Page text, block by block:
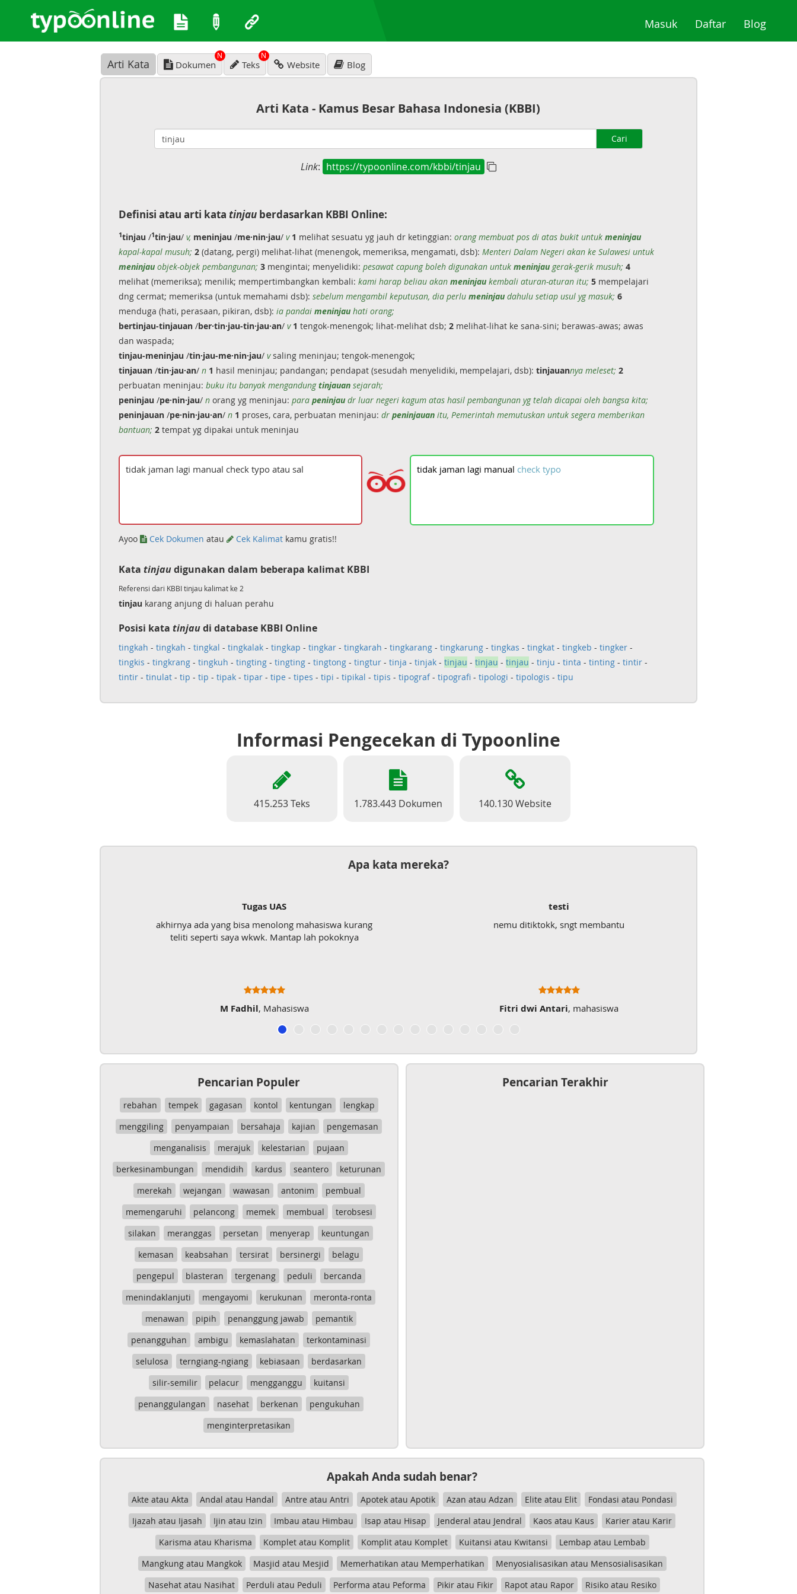
Masuk(current)
Daftar(current)
Blog
Arti Kata Dokumen
N
Teks
N
Website Blog
Arti Kata - Kamus Besar Bahasa Indonesia (KBBI)
Cari
Link: https://typoonline.com/kbbi/tinjau
Definisi atau arti kata tinjauberdasarkan KBBI Online:
1tinjau /1tin·jau/ v, meninjau /me·nin·jau/ v 1 melihat sesuatu yg jauh dr ketinggian: orang membuat pos di atas bukit untuk meninjau
kapal-kapal musuh; 2(datang, pergi) melihat-lihat (menengok, memeriksa, mengamati, dsb): Menteri Dalam Negeri akan ke Sulawesi untuk
meninjauobjek-objek pembangunan; 3mengintai; menyelidiki: pesawat capung boleh digunakan untuk meninjaugerak-gerik musuh; 4
melihat (memeriksa); menilik; mempertimbangkan kembali: kami harap beliau akan meninjaukembali aturan-aturan itu; 5mempelajari
dng cermat; memeriksa (untuk memahami dsb): sebelum mengambil keputusan, dia perlu meninjaudahulu setiap usul yg masuk; 6
menduga (hati, perasaan, pikiran, dsb): ia pandai meninjauhati orang;
bertinjau-tinjauan/ber·tin·jau-tin·jau·an/ v 1 tengok-menengok; lihat-melihat dsb; 2melihat-lihat ke sana-sini; berawas-awas; awas
dan waspada;
tinjau-meninjau /tin·jau-me·nin·jau/ vsaling meninjau; tengok-menengok;
tinjauan/tin·jau·an/ n 1 hasil meninjau; pandangan; pendapat (sesudah menyelidiki, mempelajari, dsb): tinjauannya meleset; 2
perbuatan meninjau: buku itu banyak mengandungtinjauansejarah;
peninjau /pe·nin·jau/ norang yg meninjau: para peninjaudr luar negeri kagum atas hasil pembangunan yg telah dicapai oleh bangsa kita;
peninjauan/pe·nin·jau·an/ n 1 proses, cara, perbuatan meninjau: dr peninjauanitu, Pemerintah memutuskan untuk segera memberikan
bantuan; 2tempat yg dipakai untuk meninjau
tidak jaman lagi manual check typo
Ayoo Cek Dokumen atau Cek Kalimatkamu gratis!!
Kata tinjaudigunakan dalam beberapa kalimat KBBI
Referensi dari KBBI tinjau kalimat ke 2
tinjau karang anjung di haluan perahu
Posisi kata tinjaudi database KBBI Online
tingkah - tingkah - tingkal - tingkalak- tingkap - tingkar- tingkarah - tingkarang- tingkarung- tingkas - tingkat- tingkeb - tingker-
tingkis - tingkrang- tingkuh - tingting- tingting- tingtong- tingtur- tinja - tinjak- tinjau - tinjau - tinjau - tinju - tinta - tinting- tintir-
tintir- tinulat- tip - tip - tipak- tipar- tipe - tipes - tipi - tipikal - tipis - tipograf- tipografi - tipologi - tipologis - tipu
Informasi Pengecekan di Typoonline
415.253 Teks 1.783.443 Dokumen 140.130 Website
Apa kata mereka?
Tugas UAS
akhirnya ada yang bisa menolong mahasiswa kurang
teliti seperti saya wkwk. Mantap lah pokoknya
M Fadhil, Mahasiswa
testi
nemu ditiktokk, sngt membantu
Fitri dwi Antari, mahasiswa
Pencarian Populer
rebahan tempek gagasan kontol kentungan
lengkap
menggiling
penyampaian bersahaja kajian
pengemasan
menganalisis
merajuk kelestarian
pujaan
berkesinambungan
mendidih kardus seantero
keturunan
merekah
wejangan wawasan antonim
pembual
memengaruhi
pelancong memek membual
terobsesi
silakan
meranggas persetan menyerap
keuntungan
kemasan
keabsahan tersirat bersinergi
belagu
pengepul
blasteran tergenang peduli
bercanda
menindaklanjuti
mengayomi kerukunan
meronta-ronta
menawan
pipih penanggung jawab
pemantik
penangguhan
ambigu kemaslahatan
terkontaminasi
selulosa
terngiang-ngiang kebiasaan
berdasarkan
silir-semilir
pelacur mengganggu
kuitansi
penanggulangan
nasehat berkenan
pengukuhan
menginterpretasikan
Pencarian Terakhir
Apakah Anda sudah benar?
Akte atau Akta Andal atau Handal Antre atau Antri Apotek atau Apotik Azan atau Adzan Elite atau Elit
Fondasi atau Pondasi
Ijazah atau Ijasah
Ijin atau Izin Imbau atau Himbau Isap atau Hisap Jenderal atau Jendral Kaos atau Kaus
Karier atau Karir
Karisma atau Kharisma
Komplet atau Komplit Komplit atau Komplet Kuitansi atau Kwitansi
Lembap atau Lembab
Mangkung atau Mangkok
Masjid atau Mesjid Memerhatikan atau Memperhatikan
Menyosialisasikan atau Mensosialisasikan
Nasehat atau Nasihat
Perduli atau Peduli Performa atau Peforma Pikir atau Fikir Rapot atau Rapor Risiko atau Resiko